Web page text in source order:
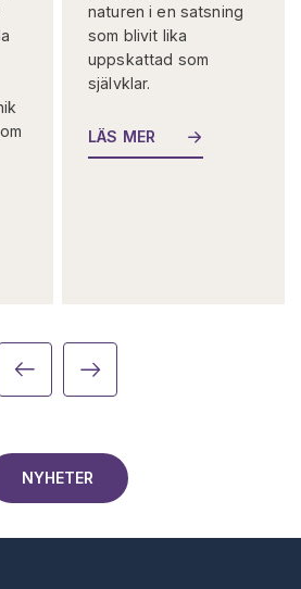
naturen i en satsning
som blivit lika
uppskattad som
självklar.
LÄS MER
NYHETER